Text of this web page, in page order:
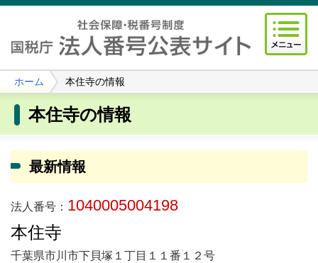
ホーム 本住寺の情報
本住寺の情報
最新情報
法人番号： 1040005004198
本住寺
千葉県市川市下貝塚１丁目１１番１２号